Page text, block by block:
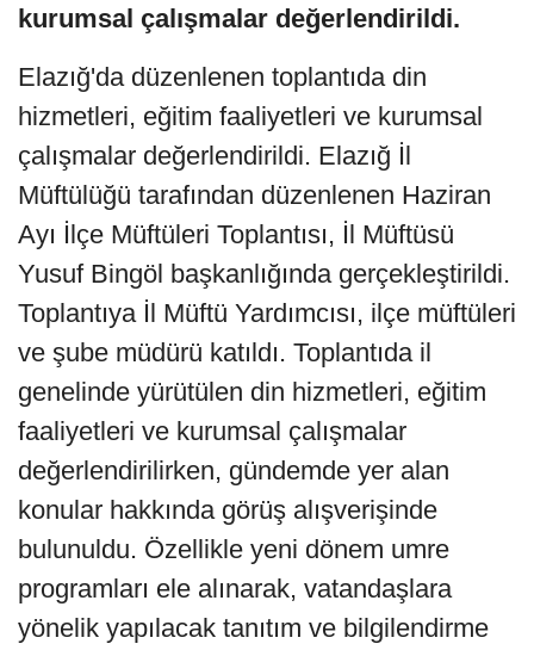
kurumsal çalışmalar değerlendirildi.
Elazığ'da düzenlenen toplantıda din
hizmetleri, eğitim faaliyetleri ve kurumsal
çalışmalar değerlendirildi. Elazığ İl
Müftülüğü tarafından düzenlenen Haziran
Ayı İlçe Müftüleri Toplantısı, İl Müftüsü
Yusuf Bingöl başkanlığında gerçekleştirildi.
Toplantıya İl Müftü Yardımcısı, ilçe müftüleri
ve şube müdürü katıldı. Toplantıda il
genelinde yürütülen din hizmetleri, eğitim
faaliyetleri ve kurumsal çalışmalar
değerlendirilirken, gündemde yer alan
konular hakkında görüş alışverişinde
bulunuldu. Özellikle yeni dönem umre
programları ele alınarak, vatandaşlara
yönelik yapılacak tanıtım ve bilgilendirme